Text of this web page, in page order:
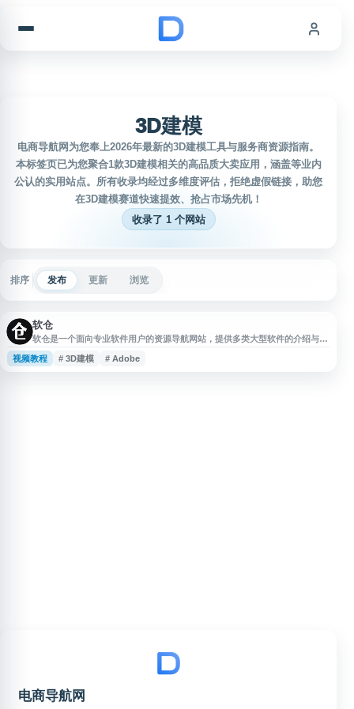
3D建模
电商导航网为您奉上2026年最新的3D建模工具与服务商资源指南。
本标签页已为您聚合1款3D建模相关的高品质大卖应用，涵盖等业内
公认的实用站点。所有收录均经过多维度评估，拒绝虚假链接，助您
在3D建模赛道快速提效、抢占市场先机！
收录了 1 个网站
排序 发布 更新 浏览
软仓
软仓是一个面向专业软件用户的资源导航网站，提供多类大型软件的介绍与安
装教程，涵盖 Adobe 系列、AutoCAD 系列、3ds Max、达芬奇、Cinema
4D、Matlab 等常用设计、建模、影视后期与工程软件。网站内容以软件信息
视频教程 # 3D建模 # Adobe
电商导航网